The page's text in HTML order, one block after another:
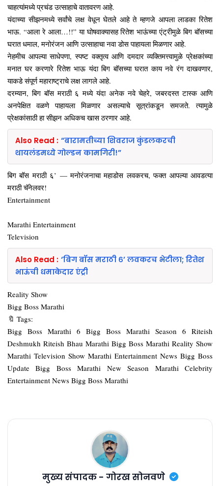
चाहत्यांमध्ये प्रचंड उत्साहाचे वातावरण आहे.
यंदाच्या सीझनमध्ये सर्वांचे लक्ष वेधून घेतले आहे ते म्हणजे आपला लाडका रितेश
भाऊ. “आला रे आला…!!” या घोषवाक्यासह रितेश भाऊंच्या एंट्रीमुळे बिग बॉसच्या
घरात धमाल, मनोरंजन आणि उत्साहाचा नवा डोस पाहायला मिळणार आहे.
नेहमीच आपल्या साधेपणा, स्पष्ट वक्तृत्व आणि दमदार व्यक्तिमत्त्वामुळे प्रेक्षकांच्या
मनात घर करणारे रितेश भाऊ यंदा बिग बॉसच्या घरात काय नवे रंग दाखवणार,
याकडे संपूर्ण महाराष्ट्राचे लक्ष लागले आहे.
दरम्यान, बिग बॉस मराठी ६ मध्ये यंदा अनेक नवे चेहरे, जबरदस्त टास्क आणि
अनपेक्षित वळणे पाहायला मिळणार असल्याचे सूत्रांकडून समजते. त्यामुळे
प्रेक्षकांसाठी हा सीझन अधिकच खास ठरणार आहे.
Also Read : “बारामतीच्या शिवराज कुंडलकरची
थायलंडमध्ये गोल्डन कामगिरी!”
बिग बॉस मराठी ६’ — मनोरंजनाचा महाडोस लवकरच, फक्त आपल्या आवडत्या
मराठी चॅनेलवर!
Entertainment
Marathi Entertainment
Television
Also Read : ‘बिग बॉस मराठी ६’ लवकरच भेटीला; रितेश
भाऊंची धमाकेदार एंट्री
Reality Show
Bigg Boss Marathi
🔖 Tags:
Bigg Boss Marathi 6 Bigg Boss Marathi Season 6 Riteish
Deshmukh Riteish Bhau Marathi Bigg Boss Marathi Reality Show
Marathi Television Show Marathi Entertainment News Bigg Boss
Update Bigg Boss Marathi New Season Marathi Celebrity
Entertainment News Bigg Boss Marathi
मुख्य संपादक - गोरख सोनवणे